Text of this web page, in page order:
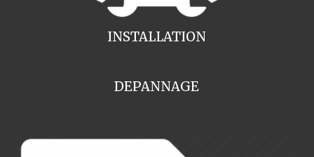
INSTALLATION
DEPANNAGE